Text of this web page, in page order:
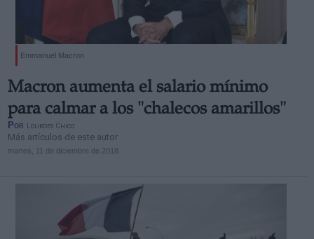
Emmanuel Macron
Macron aumenta el salario mínimo
para calmar a los "chalecos amarillos"
Por Lourdes Chico
Más artículos de este autor
martes, 11 de diciembre de 2018